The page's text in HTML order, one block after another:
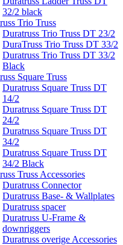
32/2 black
Trio Truss
Duratruss Trio Truss DT 23/2
DuraTruss Trio Truss DT 33/2
Duratruss Trio Truss DT 33/2
Black
Square Truss
Duratruss Square Truss DT
14/2
Duratruss Square Truss DT
24/2
Duratruss Square Truss DT
34/2
Duratruss Square Truss DT
34/2 Black
Truss Accessories
Duratruss Connector
Duratruss Base- & Wallplates
Duratruss spacer
Duratruss U-Frame &
downriggers
Duratruss overige Accessories